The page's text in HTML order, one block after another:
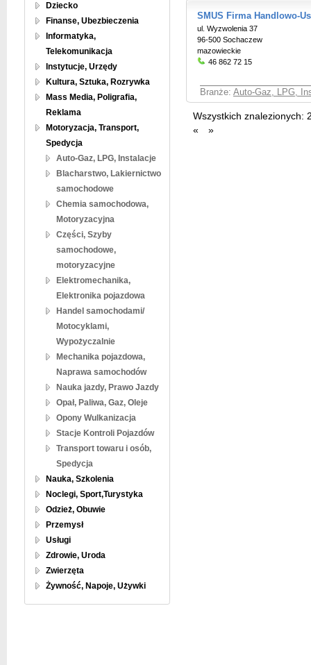
Dziecko
Finanse, Ubezbieczenia
Informatyka,
Telekomunikacja
Instytucje, Urzędy
Kultura, Sztuka, Rozrywka
Mass Media, Poligrafia,
Reklama
Motoryzacja, Transport,
Spedycja
Auto-Gaz, LPG, Instalacje
Blacharstwo, Lakiernictwo
samochodowe
Chemia samochodowa,
Motoryzacyjna
Części, Szyby
samochodowe,
motoryzacyjne
Elektromechanika,
Elektronika pojazdowa
Handel samochodami/
Motocyklami,
Wypożyczalnie
Mechanika pojazdowa,
Naprawa samochodów
Nauka jazdy, Prawo Jazdy
Opał, Paliwa, Gaz, Oleje
Opony Wulkanizacja
Stacje Kontroli Pojazdów
Transport towaru i osób,
Spedycja
Nauka, Szkolenia
Noclegi, Sport,Turystyka
Odzież, Obuwie
Przemysł
Usługi
Zdrowie, Uroda
Zwierzęta
Żywność, Napoje, Używki
SMUS Firma Handlowo-
ul. Wyzwolenia 37
96-500 Sochaczew
mazowieckie
46 862 72 15
Branże: Auto-Gaz, LPG,
Wszystkich znalezionych:
«
»